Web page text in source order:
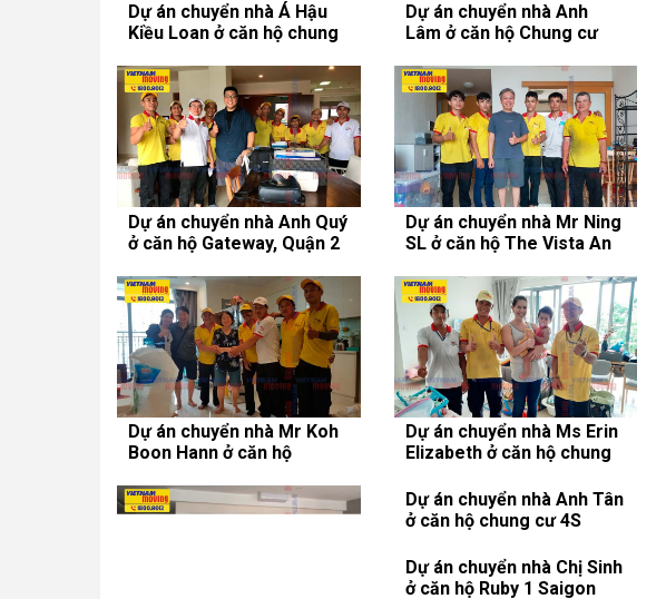
Dự án chuyển nhà Á Hậu
Kiều Loan ở căn hộ chung
Dự án chuyển nhà Anh
Lâm ở căn hộ Chung cư
Dự án chuyển nhà Anh Quý
ở căn hộ Gateway, Quận 2
Dự án chuyển nhà Mr Ning
SL ở căn hộ The Vista An
Dự án chuyển nhà Mr Koh
Boon Hann ở căn hộ
Dự án chuyển nhà Ms Erin
Elizabeth ở căn hộ chung